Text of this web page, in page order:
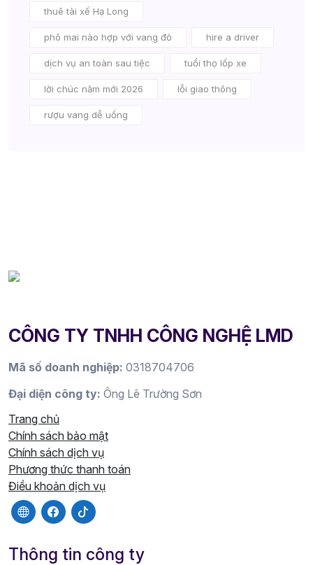
thuê tài xế Hạ Long
phô mai nào hợp với vang đỏ hire a driver
dịch vụ an toàn sau tiệc tuổi thọ lốp xe
lời chúc năm mới 2026 lỗi giao thông
rượu vang dễ uống
CÔNG TY TNHH CÔNG NGHỆ LMD
Mã số doanh nghiệp: 0318704706
Đại diện công ty: Ông Lê Trường Sơn
Trang chủ
Chính sách bảo mật
Chính sách dịch vụ
Phương thức thanh toán
Điều khoản dịch vụ
Thông tin công ty